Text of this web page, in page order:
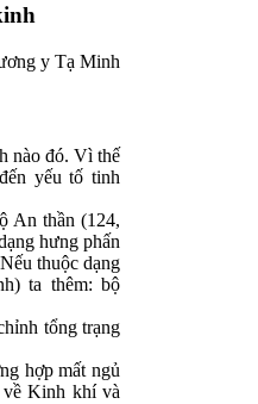
y Tạ Minh
đó. Vì thế
yếu tố tinh
An thần (124,
hưng phấn
thuộc dạng
ta thêm: bộ
tổng trạng
hợp mất ngủ
về Kinh khí và